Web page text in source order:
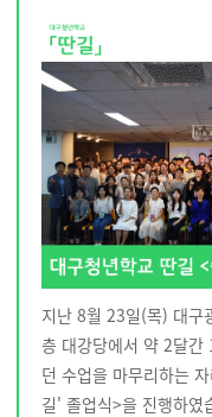
지난 8월 23일(목) 대구
층 대강당에서 약 2달간
던 수업을 마무리하는
길' 졸업식>을 진행하였